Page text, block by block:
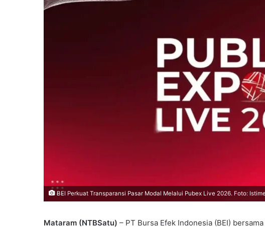
BEI Perkuat Transparansi Pasar Modal Melalui Pubex Live 2026. Foto:
Mataram (NTBSatu) – PT Bursa Efek Indonesia (BEI) bersama